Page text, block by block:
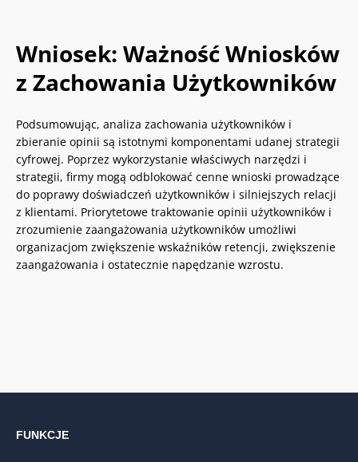
Wniosek: Ważność Wniosków
z Zachowania Użytkowników
Podsumowując, analiza zachowania użytkowników i
zbieranie opinii są istotnymi komponentami udanej strategii
cyfrowej. Poprzez wykorzystanie właściwych narzędzi i
strategii, firmy mogą odblokować cenne wnioski prowadzące
do poprawy doświadczeń użytkowników i silniejszych relacji
z klientami. Priorytetowe traktowanie opinii użytkowników i
zrozumienie zaangażowania użytkowników umożliwi
organizacjom zwiększenie wskaźników retencji, zwiększenie
zaangażowania i ostatecznie napędzanie wzrostu.
FUNKCJE